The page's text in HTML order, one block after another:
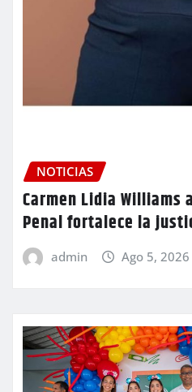
NOTICIAS
Carmen Lidia Williams
Penal fortalece la
admin Ago 5, 2026